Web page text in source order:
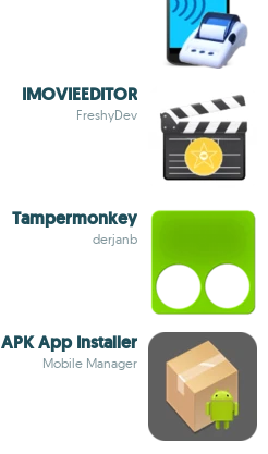
IMOVIEEDITOR
FreshyDev
Tampermonkey
derjanb
APK App Installer
Mobile Manager